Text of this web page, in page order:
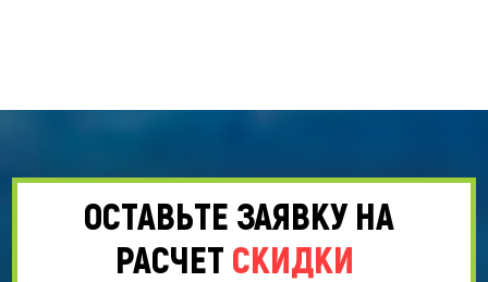
ОСТАВЬТЕ ЗАЯВКУ НА
РАСЧЕТ СКИДКИ